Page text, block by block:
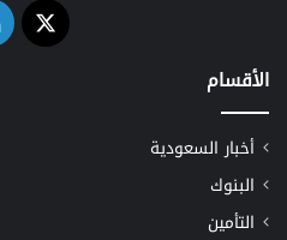
‫X
الأقسام
أخبار السعودية
البنوك
التأمين